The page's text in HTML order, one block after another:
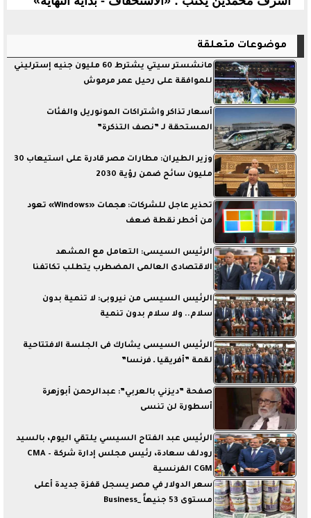
موضوعات متعلقة
مانشستر سيتي يشترط 60 مليون جنيه إسترليني
للموافقة على رحيل عمر مرموش
أسعار تذاكر واشتراكات المونوريل والفئات
المستحقة لـ ”نصف التذكرة”
وزير الطيران: مطارات مصر قادرة على استيعاب 30
مليون سائح ضمن رؤية 2030
تحذير عاجل للشركات: هجمات «Windows» تعود
من أخطر نقطة ضعف
الرئيس السيسى: التعامل مع المشهد
الاقتصادى العالمى المضطرب يتطلب تكاتفنا
الرئيس السيسى من نيروبى: لا تنمية بدون
سلام.. ولا سلام بدون تنمية
الرئيس السيسى يشارك فى الجلسة الافتتاحية
لقمة ”أفريقيا ـ فرنسا”
صفحة ”ديزني بالعربي”: عبدالرحمن أبوزهرة
أسطورة لن تنسى
الرئيس عبد الفتاح السيسي يلتقي اليوم، بالسيد
رودلف سعادة، رئيس مجلس إدارة شركة CMA –
CGM الفرنسية
سعر الدولار في مصر يسجل قفزة جديدة أعلى
مستوى 53 جنيهاً _Business